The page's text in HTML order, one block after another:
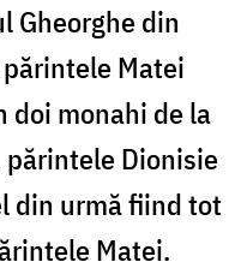
Gheorghe din
Matei
doi monahi de la
părintele Dionisie
din urmă fiind tot
Matei.